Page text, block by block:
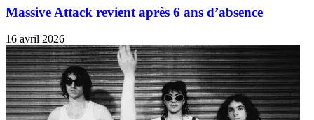
Massive Attack revient après 6 ans d’absence
16 avril 2026